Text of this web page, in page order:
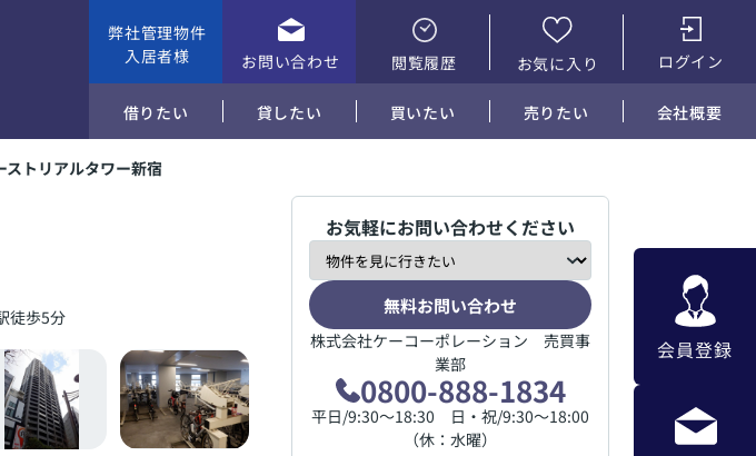
弊社管理物件
入居者様
お問い合わせ 閲覧履歴 お気に入り ログイン
借りたい 貸したい 買いたい 売りたい 会社概要
会員登録
ストリアルタワー新宿
徒歩5分
お気軽にお問い合わせください
無料お問い合わせ
株式会社ケーコーポレーション 売買事
業部
0800-888-1834
平日/9:30～18:30 日・祝/9:30～18:00
（休：水曜）